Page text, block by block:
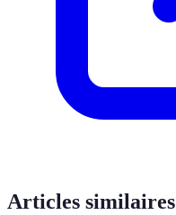
Articles similaires